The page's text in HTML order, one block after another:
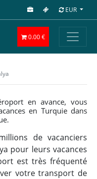
EUR
0.00 €
en avance, vous
en Turquie dans
de vacanciers
pour leurs vacances
est très fréquenté
votre transport de